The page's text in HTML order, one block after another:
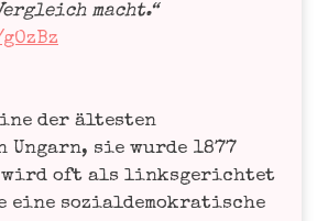
macht.“
der ältes­ten
Ungarn, sie wur­de 1877
wird oft als links­ge­rich­tet
eine sozi­al­de­mo­kra­ti­sche